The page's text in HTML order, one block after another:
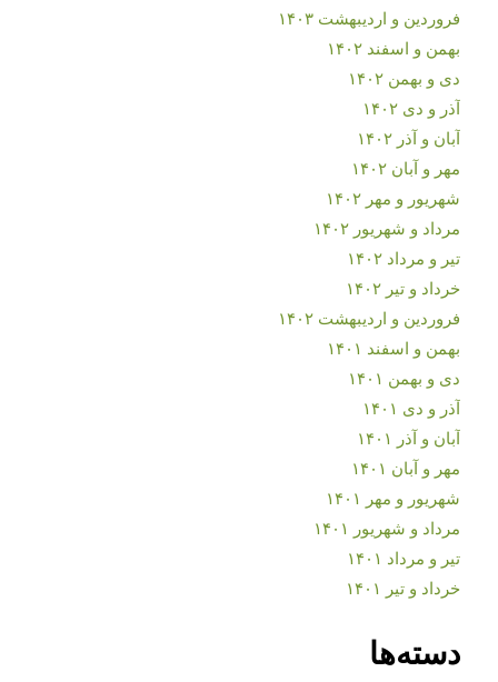
فروردین و اردیبهشت ۱۴۰۳
بهمن و اسفند ۱۴۰۲
دی و بهمن ۱۴۰۲
آذر و دی ۱۴۰۲
آبان و آذر ۱۴۰۲
مهر و آبان ۱۴۰۲
شهریور و مهر ۱۴۰۲
مرداد و شهریور ۱۴۰۲
تیر و مرداد ۱۴۰۲
خرداد و تیر ۱۴۰۲
فروردین و اردیبهشت ۱۴۰۲
بهمن و اسفند ۱۴۰۱
دی و بهمن ۱۴۰۱
آذر و دی ۱۴۰۱
آبان و آذر ۱۴۰۱
مهر و آبان ۱۴۰۱
شهریور و مهر ۱۴۰۱
مرداد و شهریور ۱۴۰۱
تیر و مرداد ۱۴۰۱
خرداد و تیر ۱۴۰۱
دسته‌ها